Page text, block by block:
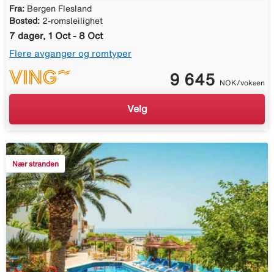
Fra: Bergen Flesland
Bosted: 2-romsleilighet
7 dager, 1 Oct - 8 Oct
Flere avganger og romtyper
9 645 NOK/voksen
Velg
Nær stranden